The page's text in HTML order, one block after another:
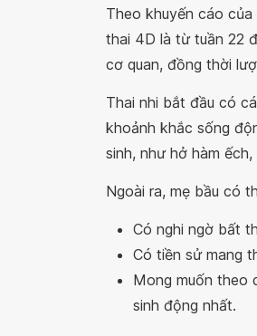
Theo khuyến cáo
thai 4D là từ tuần 22
cơ quan, đồng thời
Thai nhi bắt đầu có
khoảnh khắc sống
sinh, như hở hàm
Ngoài ra, mẹ bầu có
Có nghi ngờ bất
Có tiền sử mang
Mong muốn theo
sinh động nhất.